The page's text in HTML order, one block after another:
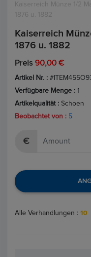
Kaiserreich Münze 1/2
1876 u. 1882
Kaiserreich
1876 u. 1882
Preis 90,00 €
Artikel Nr. :
Verfügbare Menge : 1
Artikelqualität : Schoen
Beobachtet von : 5
€
Alle Verhandlungen : 10